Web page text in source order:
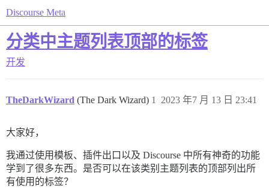
Discourse Meta
分类中主题列表顶部的标签
开发
TheDarkWizard (The Dark Wizard) 2023 年7 月 13 日 23:41
1
大家好，
我通过使用模板、插件出口以及 Discourse 中所有神奇的功能
学到了很多东西。是否可以在该类别主题列表的顶部列出所
有使用的标签？